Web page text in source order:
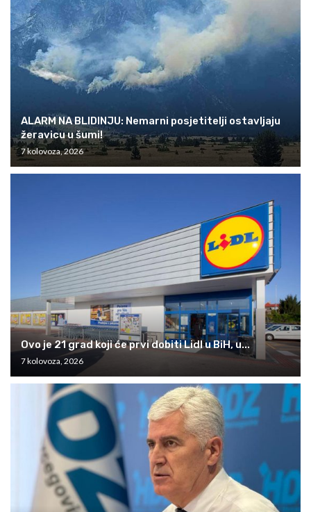
ALARM NA BLIDINJU: Nemarni posjetitelji ostavljaju
žeravicu u šumi!
7 kolovoza, 2026
Ovo je 21 grad koji će prvi dobiti Lidl u BiH, u...
7 kolovoza, 2026